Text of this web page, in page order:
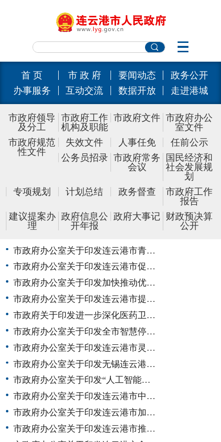
首 页 市 政 府 要闻动态
政务公开
办事服务
互动交流 数据开放 走进港城
市政府领导
及分工
市政府工作
机构及职能
市政府文件 市政府办公
室文件
市政府规范
性文件
失效文件 人事任免
任前公示
公务员招录 市政府常务
会议
国民经济和
社会发展规
划
专项规划
计划总结 政务督查
市政府工作
报告
建议提案办
理
政府信息公
开年报
政府大事记
财政预决算
公开
市政府办公室关于印发连云港市青…
市政府办公室关于印发连云港市促…
市政府办公室关于印发加快推动优…
市政府办公室关于印发连云港市提…
市政府关于印发进一步深化医药卫…
市政府办公室关于印发全市智慧停…
市政府办公室关于印发连云港市灵…
市政府办公室关于印发无锡连云港…
市政府办公室关于印发“人工智能…
市政府办公室关于印发连云港市中…
市政府办公室关于印发连云港市加…
市政府办公室关于印发连云港市推…